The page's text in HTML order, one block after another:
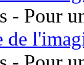
- Pour